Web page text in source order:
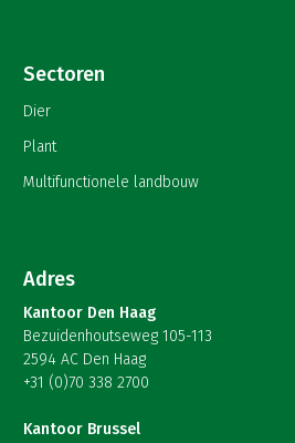
Sectoren
Dier
Plant
Multifunctionele landbouw
Adres
Kantoor Den Haag
Bezuidenhoutseweg 105-113
2594 AC Den Haag
+31 (0)70 338 2700
Kantoor Brussel